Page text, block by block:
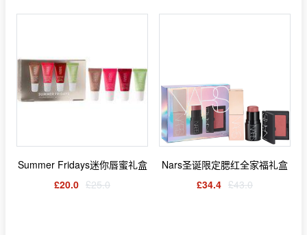
Summer Fridays迷你唇蜜礼盒
£20.0 £25.0
Nars圣诞限定腮红全家福礼盒
£34.4 £43.0